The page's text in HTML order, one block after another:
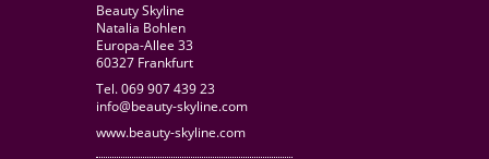
Beauty Skyline
Natalia Bohlen
Europa-Allee 33
60327 Frankfurt
Tel. 069 907 439 23
info@beauty-skyline.com
www.beauty-skyline.com